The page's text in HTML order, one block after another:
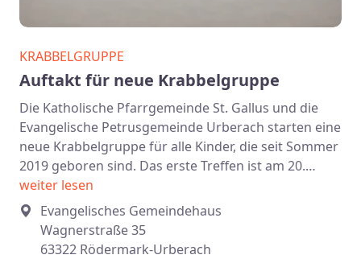
KRABBELGRUPPE
Auftakt für neue Krabbelgruppe
Die Katholische Pfarrgemeinde St. Gallus und die
Evangelische Petrusgemeinde Urberach starten eine
neue Krabbelgruppe für alle Kinder, die seit Sommer
2019 geboren sind. Das erste Treffen ist am 20.…
weiter lesen
Evangelisches Gemeindehaus
Wagnerstraße 35
63322 Rödermark-Urberach